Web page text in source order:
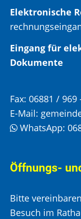
Elektronische
Eingang für
Dokumente
Fax: 06881 / 969
E-Mail:
WhatsApp:
Öffnungs-
Bitte
Besuch im